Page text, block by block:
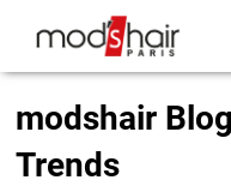
modshair
Trends